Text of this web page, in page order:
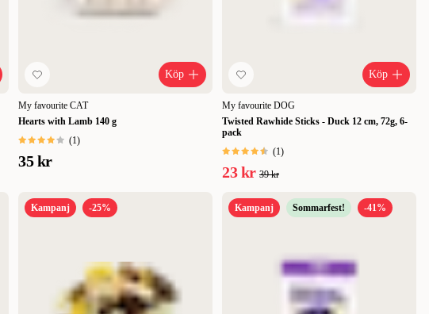
Köp
My favourite CAT
Hearts with Lamb 140 g
(1)
35 kr
Köp
My favourite DOG
Twisted Rawhide Sticks - Duck 12 cm, 72g, 6-
pack
(1)
23 kr 39 kr
Kampanj -25% Kampanj Sommarfest! -41%